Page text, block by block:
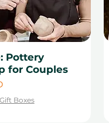
Pottery
for Couples
Boxes